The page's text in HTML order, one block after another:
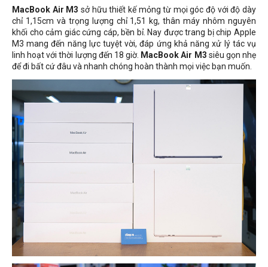
MacBook Air M3 sở hữu thiết kế mỏng từ mọi góc độ với độ dày
chỉ 1,15cm và trọng lượng chỉ 1,51 kg, thân máy nhôm nguyên
khối cho cảm giác cứng cáp, bền bỉ. Nay được trang bị chip Apple
M3 mang đến năng lực tuyệt vời, đáp ứng khả năng xử lý tác vụ
linh hoạt với thời lượng đến 18 giờ. MacBook Air M3 siêu gọn nhẹ
để đi bất cứ đâu và nhanh chóng hoàn thành mọi việc bạn muốn.